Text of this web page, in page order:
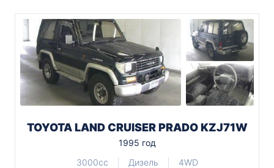
TOYOTA LAND CRUISER PRADO KZJ71W
1995 год
3000cc
Дизель 4WD